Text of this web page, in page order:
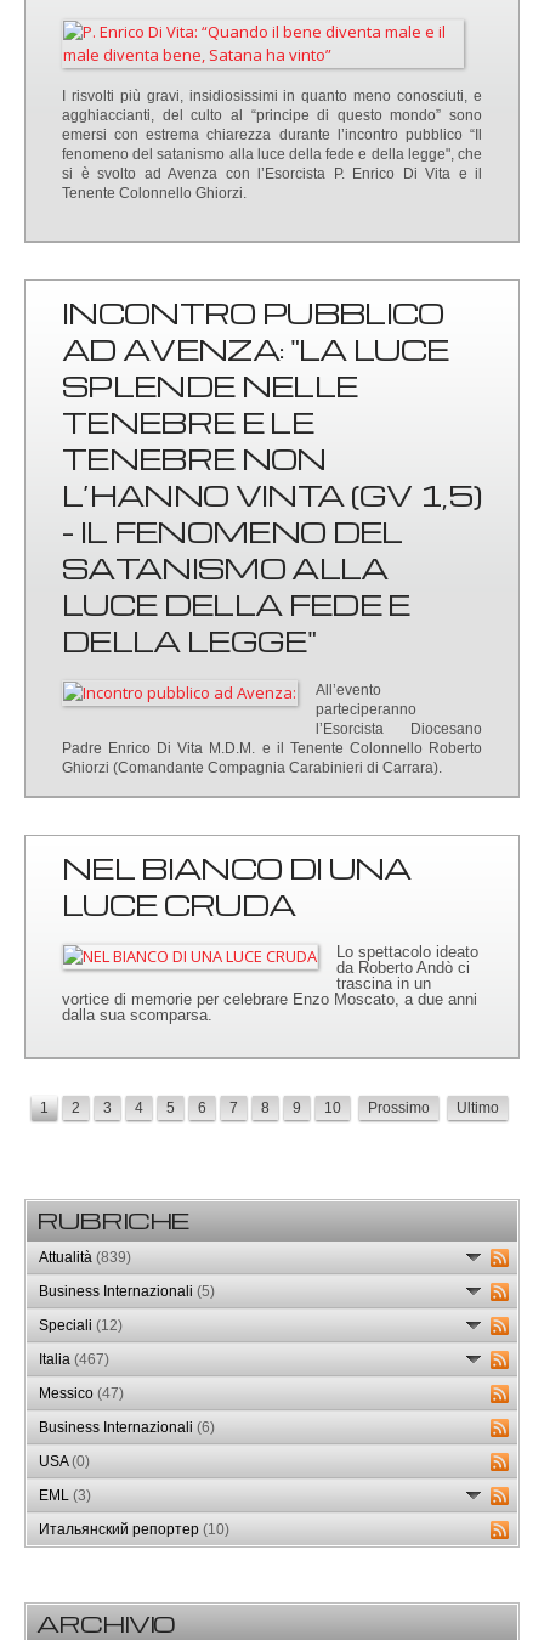
I risvolti più gravi, insidiosissimi in quanto meno conosciuti, e
agghiaccianti, del culto al “principe di questo mondo” sono
emersi con estrema chiarezza durante l’incontro pubblico “Il
fenomeno del satanismo alla luce della fede e della legge", che
si è svolto ad Avenza con l’Esorcista P. Enrico Di Vita e il
Tenente Colonnello Ghiorzi.
INCONTRO PUBBLICO
AD AVENZA: "LA LUCE
SPLENDE NELLE
TENEBRE E LE
TENEBRE NON
L’HANNO VINTA (GV 1,5)
- IL FENOMENO DEL
SATANISMO ALLA
LUCE DELLA FEDE E
DELLA LEGGE"
All’evento
parteciperanno
l’Esorcista Diocesano
Padre Enrico Di Vita M.D.M. e il Tenente Colonnello Roberto
Ghiorzi (Comandante Compagnia Carabinieri di Carrara).
NEL BIANCO DI UNA
LUCE CRUDA
Lo spettacolo ideato
da Roberto Andò ci
trascina in un
vortice di memorie per celebrare Enzo Moscato, a due anni
dalla sua scomparsa.
1 2 3 4 5 6 7 8 9 10 Prossimo Ultimo
RUBRICHE
Attualità (839)
Business Internazionali (5)
Speciali (12)
Italia (467)
Messico (47)
Business Internazionali (6)
USA(0)
EML (3)
Итальянский репортер (10)
ARCHIVIO